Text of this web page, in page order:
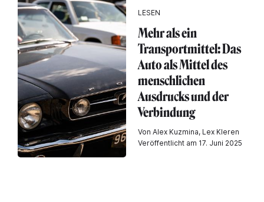
LESEN
Mehr als ein
Transportmittel: Das
Auto als Mittel des
menschlichen
Ausdrucks und der
Verbindung
Von Alex Kuzmina, Lex Kleren
Veröffentlicht am 17. Juni 2025